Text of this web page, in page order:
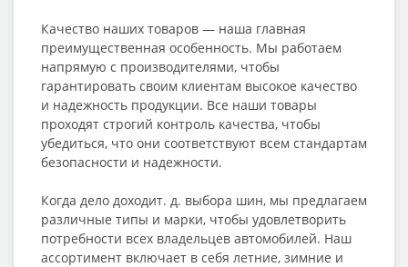
Качество наших товаров — наша главная
преимущественная особенность. Мы работаем
напрямую с производителями, чтобы
гарантировать своим клиентам высокое качество
и надежность продукции. Все наши товары
проходят строгий контроль качества, чтобы
убедиться, что они соответствуют всем стандартам
безопасности и надежности.
Когда дело доходит. д. выбора шин, мы предлагаем
различные типы и марки, чтобы удовлетворить
потребности всех владельцев автомобилей. Наш
ассортимент включает в себя летние, зимние и